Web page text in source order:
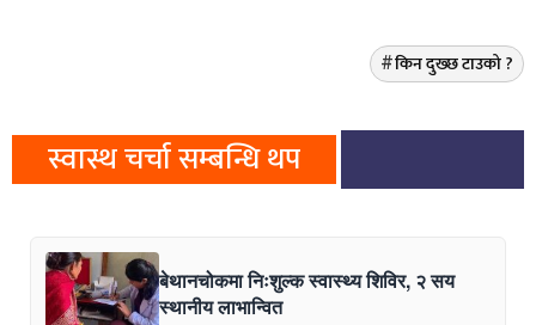
किन दुख्छ टाउको ?
स्वास्थ चर्चा सम्बन्धि थप
बेथानचोकमा निःशुल्क स्वास्थ्य शिविर, २ सय
स्थानीय लाभान्वित